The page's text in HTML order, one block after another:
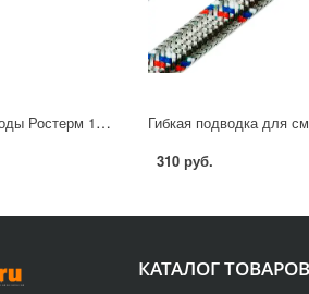
Гибкая подводка для воды Ростерм 1/2" 60 см НР-ВР
310 руб.
КАТАЛОГ ТОВАРОВ